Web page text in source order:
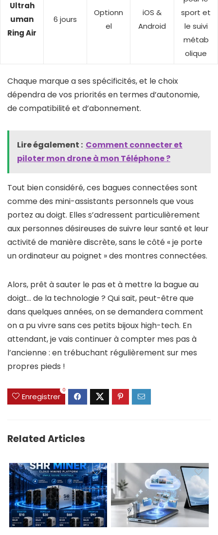
Ultrah
uman
Ring Air
6 jours
Optionn
el
iOS &
Android
sport et
le suivi
métab
olique
Chaque marque a ses spécificités, et le choix
dépendra de vos priorités en termes d’autonomie,
de compatibilité et d’abonnement.
Lire également : Comment connecter et
piloter mon drone à mon Téléphone​ ?
Tout bien considéré, ces bagues connectées sont
comme des mini-assistants personnels que vous
portez au doigt. Elles s’adressent particulièrement
aux personnes désireuses de suivre leur santé et leur
activité de manière discrète, sans le côté « je porte
un ordinateur au poignet » des montres connectées.
Alors, prêt à sauter le pas et à mettre la bague au
doigt… de la technologie ? Qui sait, peut-être que
dans quelques années, on se demandera comment
on a pu vivre sans ces petits bijoux high-tech. En
attendant, je vais continuer à compter mes pas à
l’ancienne : en trébuchant régulièrement sur mes
propres pieds !
Enregistrer
0
Related Articles